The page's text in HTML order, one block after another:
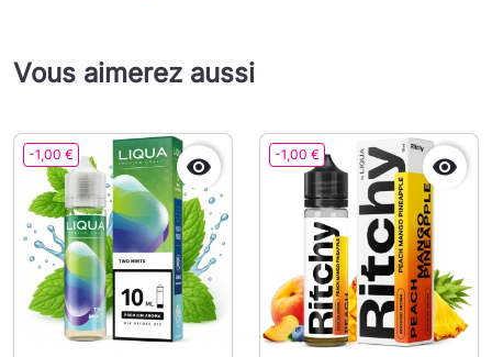
Vous aimerez aussi
-1,00 €  -1,00 € 